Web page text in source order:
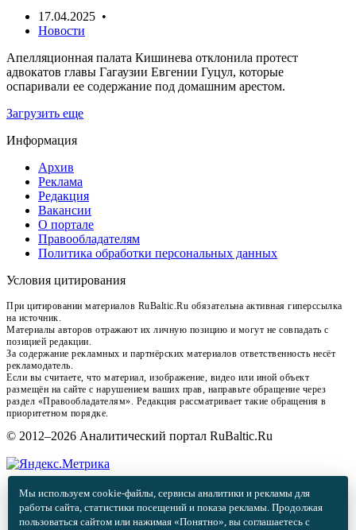
17.04.2025 •
Новости
Апелляционная палата Кишинева отклонила протест
адвокатов главы Гагаузии Евгении Гуцул, которые
оспаривали ее содержание под домашним арестом.
Загрузить еще
Информация
Архив
Реклама
Редакция
Вакансии
О портале
Правообладателям
Политика обработки персональных данных
Условия цитирования
При цитировании материалов RuBaltic.Ru обязательна активная гиперссылка
на источник.
Материалы авторов отражают их личную позицию и могут не совпадать с
позицией редакции.
За содержание рекламных и партнёрских материалов ответственность несёт
рекламодатель.
Если вы считаете, что материал, изображение, видео или иной объект
размещён на сайте с нарушением ваших прав, направьте обращение через
раздел «Правообладателям». Редакция рассматривает такие обращения в
приоритетном порядке.
© 2012–2026 Аналитический портал RuBaltic.Ru
Мы используем cookie-файлы, сервисы аналитики и рекламы для
работы сайта, статистики посещений и показа рекламы. Продолжая
пользоваться сайтом или нажимая «Понятно», вы соглашаетесь с